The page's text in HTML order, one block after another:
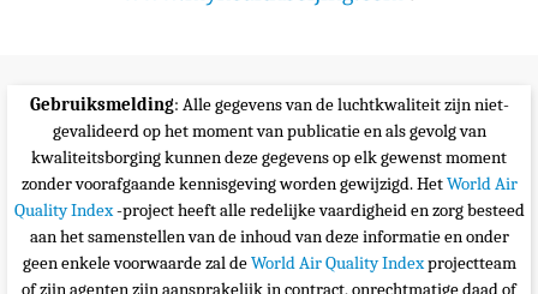
Gebruiksmelding: Alle gegevens van de luchtkwaliteit zijn niet-
gevalideerd op het moment van publicatie en als gevolg van
kwaliteitsborging kunnen deze gegevens op elk gewenst moment
zonder voorafgaande kennisgeving worden gewijzigd. HetWorld Air
Quality Index-project heeft alle redelijke vaardigheid en zorg besteed
aan het samenstellen van de inhoud van deze informatie en onder
geen enkele voorwaarde zal deWorld Air Quality Indexprojectteam
of zijn agenten zijn aansprakelijk in contract, onrechtmatige daad of